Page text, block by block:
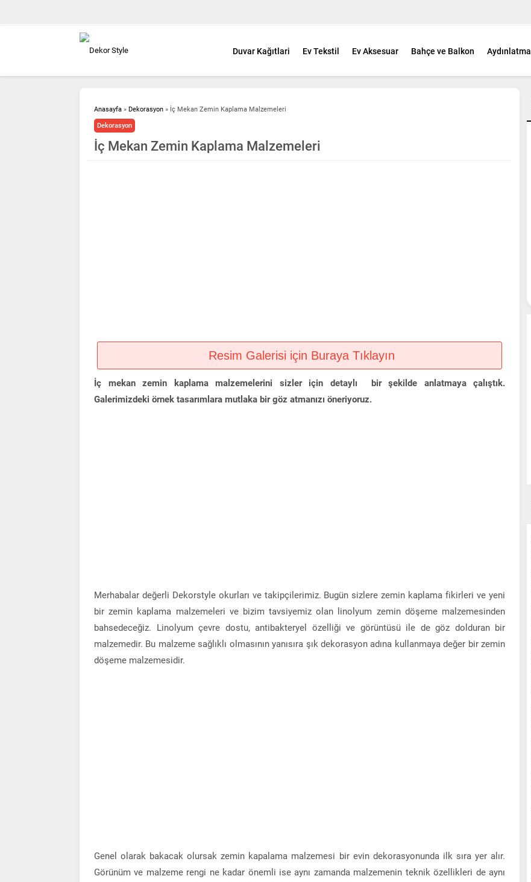
Duvar Kağıtlari Ev Tekstil Ev Aksesuar Bahçe ve Balkon Aydınlatma
Anasayfa » Dekorasyon » İç Mekan Zemin Kaplama Malzemeleri
Dekorasyon
İç Mekan Zemin Kaplama Malzemeleri
Resim Galerisi için Buraya Tıklayın
İç mekan zemin kaplama malzemelerini sizler için detaylı bir şekilde anlatmaya çalıştık.
Galerimizdeki örnek tasarımlara mutlaka bir göz atmanızı öneriyoruz.
Merhabalar değerli Dekorstyle okurları ve takipçilerimiz. Bugün sizlere zemin kaplama fikirleri ve yeni
bir zemin kaplama malzemeleri ve bizim tavsiyemiz olan linolyum zemin döşeme malzemesinden
bahsedeceğiz. Linolyum çevre dostu, antibakteryel özelliği ve görüntüsü ile de göz dolduran bir
malzemedir. Bu malzeme sağlıklı olmasının yanısıra şık dekorasyon adına kullanmaya değer bir zemin
döşeme malzemesidir.
Genel olarak bakacak olursak zemin kapalama malzemesi bir evin dekorasyonunda ilk sıra yer alır.
Görünüm ve malzeme rengi ne kadar önemli ise aynı zamanda malzemenin teknik özellikleri de aynı